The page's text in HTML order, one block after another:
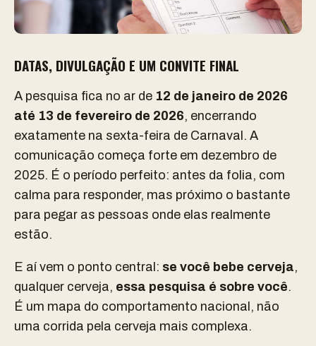
DATAS, DIVULGAÇÃO E UM CONVITE FINAL
A pesquisa fica no ar de 12 de janeiro de 2026
até 13 de fevereiro de 2026, encerrando
exatamente na sexta-feira de Carnaval. A
comunicação começa forte em dezembro de
2025. É o período perfeito: antes da folia, com
calma para responder, mas próximo o bastante
para pegar as pessoas onde elas realmente
estão.
E aí vem o ponto central: se você bebe cerveja,
qualquer cerveja, essa pesquisa é sobre você.
É um mapa do comportamento nacional, não
uma corrida pela cerveja mais complexa.